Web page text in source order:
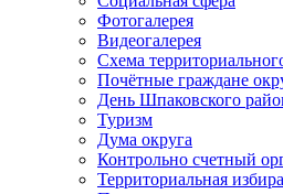
Фотогалерея
Видеогалерея
Схема
Почётные граждане
День Шпаковского
Туризм
Дума округа
Контрольно счетный
Территориальная